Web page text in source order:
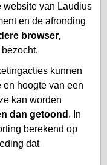
website van Laudius
en de afronding
browser,
kunnen
hoogte van een
kan worden
dan getoond . In
berekend op
dat